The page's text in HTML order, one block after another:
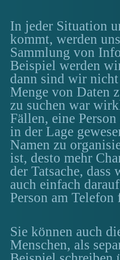
In jeder Situation
kommt, werden
Sammlung von
Beispiel werden
dann sind wir
Menge von Daten
zu suchen war
Fällen, eine
in der Lage
Namen zu
ist, desto mehr
der Tatsache,
auch einfach
Person am Telefon
Sie können auch
Menschen, als